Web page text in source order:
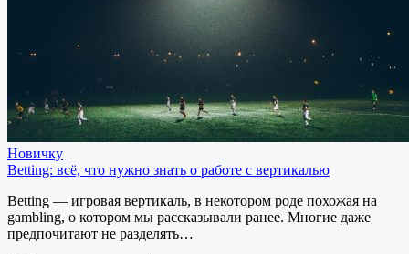
Новичку
Betting: всё, что нужно знать о работе с вертикалью
Betting — игровая вертикаль, в некотором роде похожая на
gambling, о котором мы рассказывали ранее. Многие даже
предпочитают не разделять…